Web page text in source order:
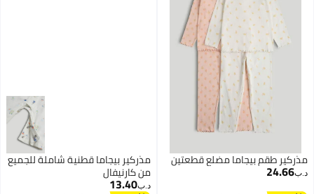
مذركير طقم بيجاما مضلع قطعتين
د.ب‏24.66
مذركير بيجاما قطنية شاملة للجميع
من كارنيفال
د.ب‏13.40